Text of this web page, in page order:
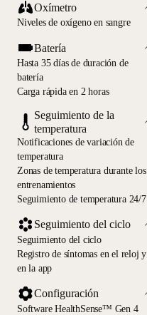
Oxímetro
Niveles de oxígeno en sangre
Batería
Hasta 35 días de duración de
batería
Carga rápida en 2 horas
Seguimiento de la
temperatura
Notificaciones de variación de
temperatura
Zonas de temperatura durante los
entrenamientos
Seguimiento de temperatura 24/7
Seguimiento del ciclo
Seguimiento del ciclo
Registro de síntomas en el reloj y
en la app
Configuración
Software HealthSense™ Gen 4